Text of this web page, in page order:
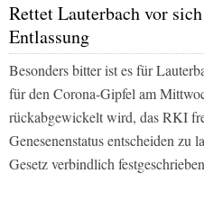
Rettet Lauterbach vor
Entlassung
Besonders bitter ist es für
für den Corona-Gipfel am
rückabgewickelt wird, das RKI
Genesenenstatus entscheiden zu
Gesetz verbindlich